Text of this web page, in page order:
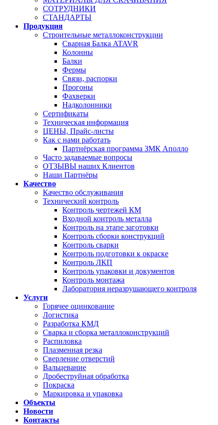
СОТРУДНИКИ
СТАНДАРТЫ
Продукция
Строительные металлоконструкции
Сварная Балка ATAVR
Колонны
Балки
Фермы
Связи, распорки
Прогоны
Фахверки
Надколонники
Сертификаты
Техническая информация
ЦЕНЫ, Прайс-листы
Как с нами работать
Партнёрская программа ЗМК Аполло
Часто задаваемые вопросы
ОТЗЫВЫ наших Клиентов
Наши Партнёры
Качество
Качество обслуживания
Технический контроль
Контроль чертежей КМ
Входной контроль металла
Контроль на этапе заготовки
Контроль сборки конструкций
Контроль сварки
Контроль подготовки к окраске
Контроль ЛКП
Контроль упаковки и документов
Контроль монтажа
Лаборатория неразрушающего контроля
Услуги
Горячее оцинкование
Логистика
Разработка КМД
Сварка и сборка металлоконструкций
Распиловка
Плазменная резка
Сверление отверстий
Вальцевание
Дробеструйная обработка
Покраска
Маркировка и упаковка
Объекты
Новости
Контакты